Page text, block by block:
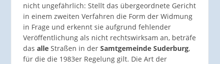
nicht ungefährlich: Stellt das übergeordnete Gericht
in einem zweiten Verfahren die Form der Widmung
in Frage und erkennt sie aufgrund fehlender
Veröffentlichung als nicht rechtswirksam an, beträfe
das alleStraßen in der Samtgemeinde Suderburg,
für die die 1983er Regelung gilt. Die Art der